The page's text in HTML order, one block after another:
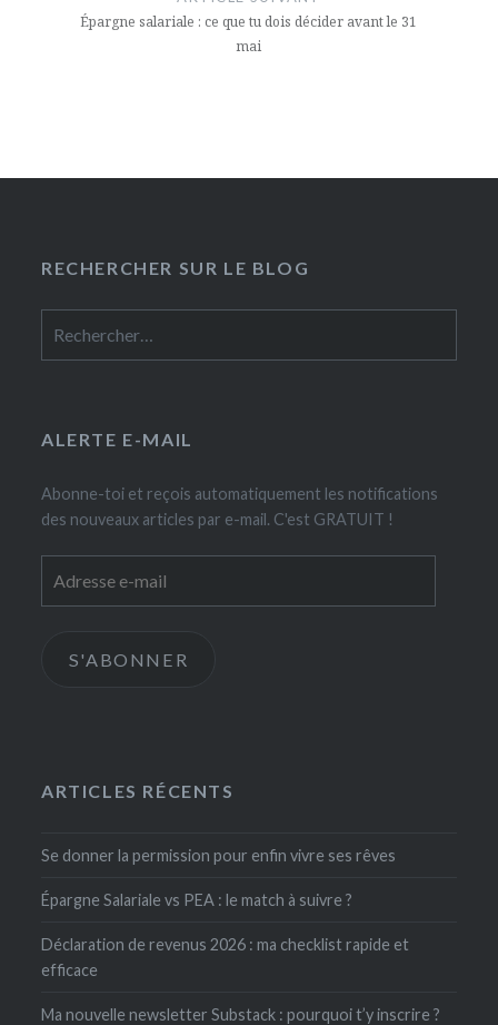
Épargne salariale : ce que tu dois décider avant le 31
mai
RECHERCHER SUR LE BLOG
ALERTE E-MAIL
Abonne-toi et reçois automatiquement les notifications
des nouveaux articles par e-mail. C'est GRATUIT !
e-
S'ABONNER
ARTICLES RÉCENTS
Se donner la permission pour enfin vivre ses rêves
Épargne Salariale vs PEA : le match à suivre ?
Déclaration de revenus 2026 : ma checklist rapide et
efficace
Ma nouvelle newsletter Substack : pourquoi t’y inscrire ?